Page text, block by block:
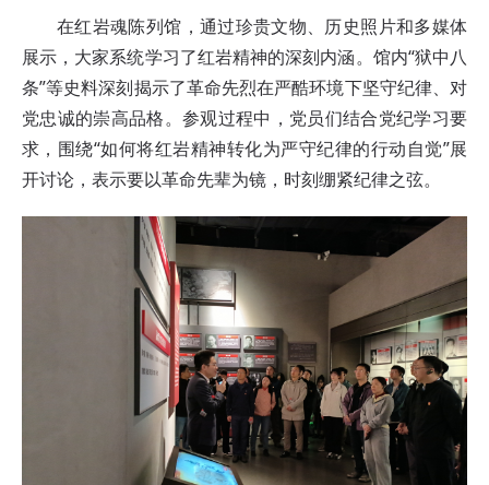
在红岩魂陈列馆，通过珍贵文物、历史照片和多媒体
展示，大家系统学习了红岩精神的深刻内涵。馆内“狱中八
条”等史料深刻揭示了革命先烈在严酷环境下坚守纪律、对
党忠诚的崇高品格。参观过程中，党员们结合党纪学习要
求，围绕“如何将红岩精神转化为严守纪律的行动自觉”展
开讨论，表示要以革命先辈为镜，时刻绷紧纪律之弦。